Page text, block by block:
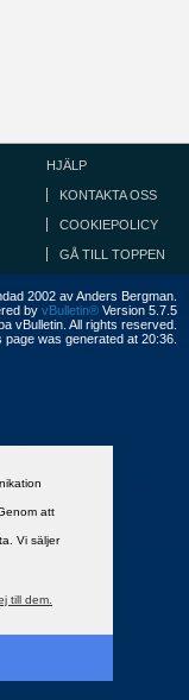
att
Vi säljer
till dem.
HJÄLP
KONTAKTA OSS
COOKIEPOLICY
GÅ TILL TOPPEN
2002 av Anders Bergman.
by vBulletin® Version 5.7.5
vBulletin. All rights reserved.
was generated at 20:36.